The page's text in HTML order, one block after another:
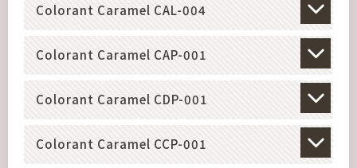
Colorant Caramel CAL-004
Colorant Caramel CAP-001
Colorant Caramel CDP-001
Colorant Caramel CCP-001